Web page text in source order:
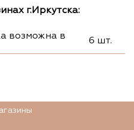
г.Иркутска:
возможна в
6 шт.